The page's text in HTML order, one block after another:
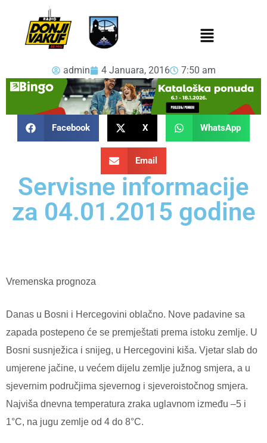
admin 4 Januara, 2016 7:50 am
Facebook X WhatsApp
Email
Servisne informacije
za 04.01.2015 godine
Vremenska prognoza
Danas u Bosni i Hercegovini oblačno. Nove padavine sa
zapada postepeno će se premještati prema istoku zemlje. U
Bosni susnježica i snijeg, u Hercegovini kiša. Vjetar slab do
umjerene jačine, u većem dijelu zemlje južnog smjera, a u
sjevernim područjima sjevernog i sjeveroistočnog smjera.
Najviša dnevna temperatura zraka uglavnom između –5 i
1°C, na jugu zemlje od 4 do 8°C.